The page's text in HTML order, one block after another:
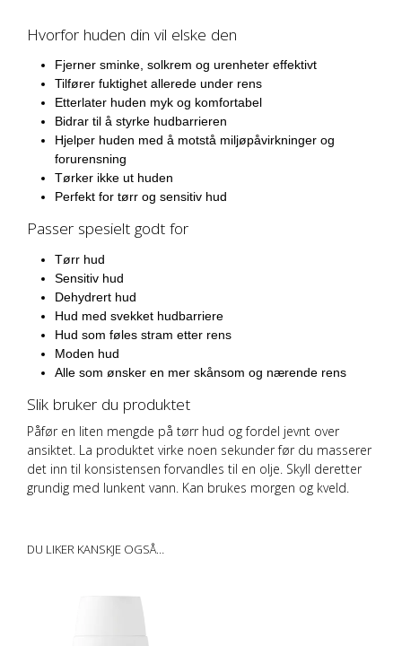
Hvorfor huden din vil elske den
Fjerner sminke, solkrem og urenheter effektivt
Tilfører fuktighet allerede under rens
Etterlater huden myk og komfortabel
Bidrar til å styrke hudbarrieren
Hjelper huden med å motstå miljøpåvirkninger og
forurensning
Tørker ikke ut huden
Perfekt for tørr og sensitiv hud
Passer spesielt godt for
Tørr hud
Sensitiv hud
Dehydrert hud
Hud med svekket hudbarriere
Hud som føles stram etter rens
Moden hud
Alle som ønsker en mer skånsom og nærende rens
Slik bruker du produktet
Påfør en liten mengde på tørr hud og fordel jevnt over
ansiktet. La produktet virke noen sekunder før du masserer
det inn til konsistensen forvandles til en olje. Skyll deretter
grundig med lunkent vann. Kan brukes morgen og kveld.
DU LIKER KANSKJE OGSÅ…